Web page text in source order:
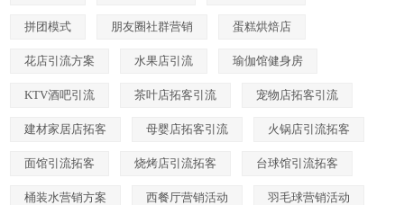
拼团模式 朋友圈社群营销 蛋糕烘焙店
花店引流方案 水果店引流 瑜伽馆健身房
KTV酒吧引流 茶叶店拓客引流 宠物店拓客引流
建材家居店拓客 母婴店拓客引流 火锅店引流拓客
面馆引流拓客 烧烤店引流拓客 台球馆引流拓客
桶装水营销方案 西餐厅营销活动 羽毛球营销活动